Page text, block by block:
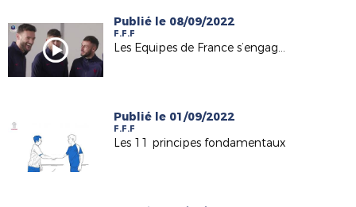
Publié le 08/09/2022
F.F.F
Les Equipes de France s’engagent dans le PEF I FFF 2022
Publié le 01/09/2022
F.F.F
Les 11 principes fondamentaux